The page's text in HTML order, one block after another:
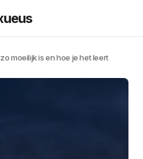
moeilijk is en hoe je het leert